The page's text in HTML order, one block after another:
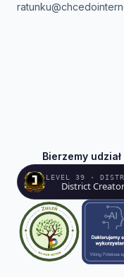
Bierzemy udział
LEVEL 39 ·
District Creator